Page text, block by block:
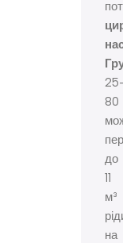
80
до
11
м³
на